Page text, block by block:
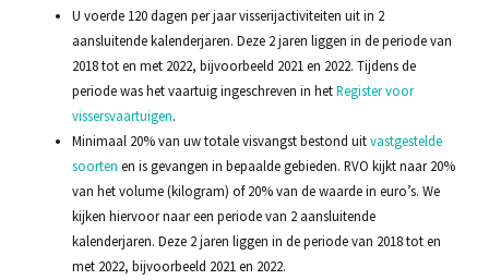
U voerde 120 dagen per jaar visserijactiviteiten uit in 2
aansluitende kalenderjaren. Deze 2 jaren liggen in de periode van
2018 tot en met 2022, bijvoorbeeld 2021 en 2022. Tijdens de
periode was het vaartuig ingeschreven in hetRegister voor
vissersvaartuigen.
Minimaal 20% van uw totale visvangst bestond uitvastgestelde
soorten en is gevangen in bepaalde gebieden. RVO kijkt naar 20%
van het volume (kilogram) of 20% van de waarde in euro’s. We
kijken hiervoor naar een periode van 2 aansluitende
kalenderjaren. Deze 2 jaren liggen in de periode van 2018 tot en
met 2022, bijvoorbeeld 2021 en 2022.